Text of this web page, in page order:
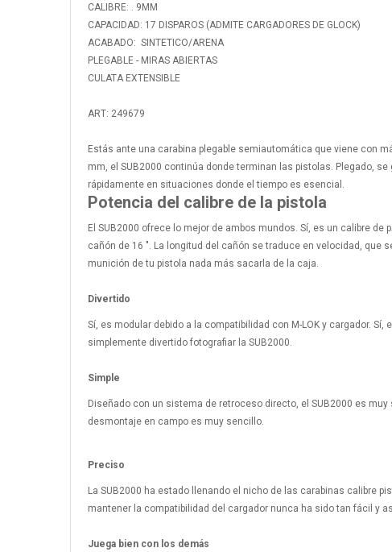
CALIBRE: . 9MM
CAPACIDAD: 17 DISPAROS (ADMITE CARGADORES DE GLOCK)
ACABADO: SINTETICO/ARENA
PLEGABLE - MIRAS ABIERTAS
CULATA EXTENSIBLE
ART: 249679
Estás ante una carabina plegable semiautomática que viene con
mm, el SUB2000 continúa donde terminan las pistolas. Plegado,
rápidamente en situaciones donde el tiempo es esencial.
Potencia del calibre de la pistola
El SUB2000 ofrece lo mejor de ambos mundos. Sí, es un calibre
cañón de 16 ″. La longitud del cañón se traduce en velocidad,
munición de tu pistola nada más sacarla de la caja.
Divertido
Sí, es modular debido a la compatibilidad con M-LOK y cargador.
simplemente divertido fotografiar la SUB2000.
Simple
Diseñado con un sistema de retroceso directo, el SUB2000 es
desmontaje en campo es muy sencillo.
Preciso
La SUB2000 ha estado llenando el nicho de las carabinas calibre
mantener la compatibilidad del cargador nunca ha sido tan fácil y
Juega bien con los demás